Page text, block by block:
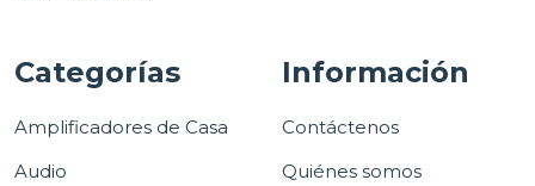
Categorías
Amplificadores de Casa
Audio
Información
Contáctenos
Quiénes somos